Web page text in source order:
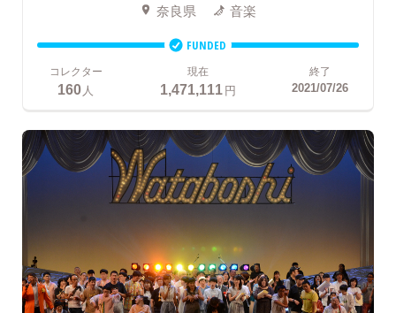
奈良県 音楽
FUNDED
コレクター
160人
現在
1,471,111円
終了
2021/07/26